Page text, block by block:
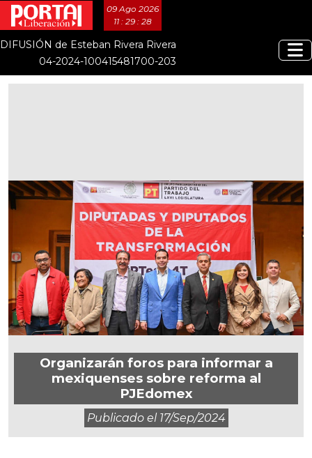
09 Ago 2026
11 : 29 : 28
DIFUSIÓN de Esteban Rivera Rivera
04-2024-100415481700-203
Organizarán foros para informar a
mexiquenses sobre reforma al
PJEdomex
Publicado el 17/sep/2024